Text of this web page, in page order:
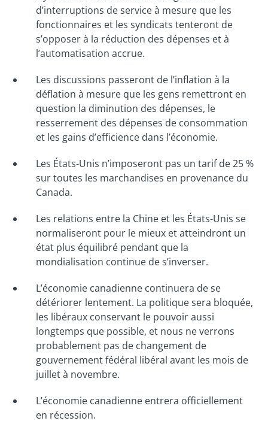
d’interruptions de service à mesure que les
fonctionnaires et les syndicats tenteront de
s’opposer à la réduction des dépenses et à
l’automatisation accrue.
Les discussions passeront de l’inflation à la
déflation à mesure que les gens remettront en
question la diminution des dépenses, le
resserrement des dépenses de consommation
et les gains d’efficience dans l’économie.
Les États-Unis n’imposeront pas un tarif de 25 %
sur toutes les marchandises en provenance du
Canada.
Les relations entre la Chine et les États-Unis se
normaliseront pour le mieux et atteindront un
état plus équilibré pendant que la
mondialisation continue de s’inverser.
L’économie canadienne continuera de se
détériorer lentement. La politique sera bloquée,
les libéraux conservant le pouvoir aussi
longtemps que possible, et nous ne verrons
probablement pas de changement de
gouvernement fédéral libéral avant les mois de
juillet à novembre.
L’économie canadienne entrera officiellement
en récession.